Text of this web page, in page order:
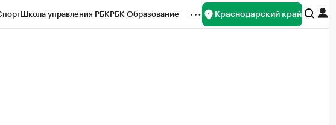
Школа управления РБКРБК Образование Краснодарский край